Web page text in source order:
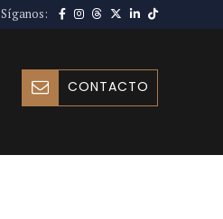
Síganos:
CONTACTO